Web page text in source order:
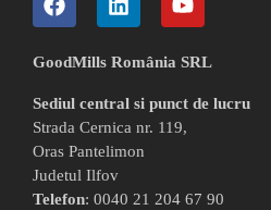
GoodMills România SRL
Sediul central si punct de lucru
Strada Cernica nr. 119,
Oras Pantelimon
Judetul Ilfov
Telefon: 0040 21 204 67 90